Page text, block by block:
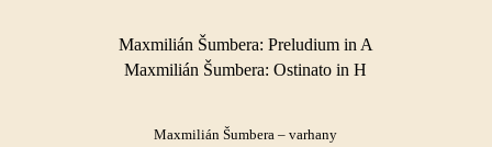
Maxmilián Šumbera: Preludium in A
Maxmilián Šumbera: Ostinato in H
Maxmilián Šumbera – varhany